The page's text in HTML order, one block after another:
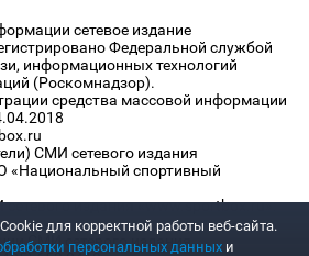
сетевое издание
Федеральной службой
информационных технологий
(Роскомнадзор).
средства массовой информации
СМИ сетевого издания
«Национальный спортивный
издания «www.sportbox.ru»:
СМИ сетевого издания
для корректной работы веб-сайта.
персональных данных и